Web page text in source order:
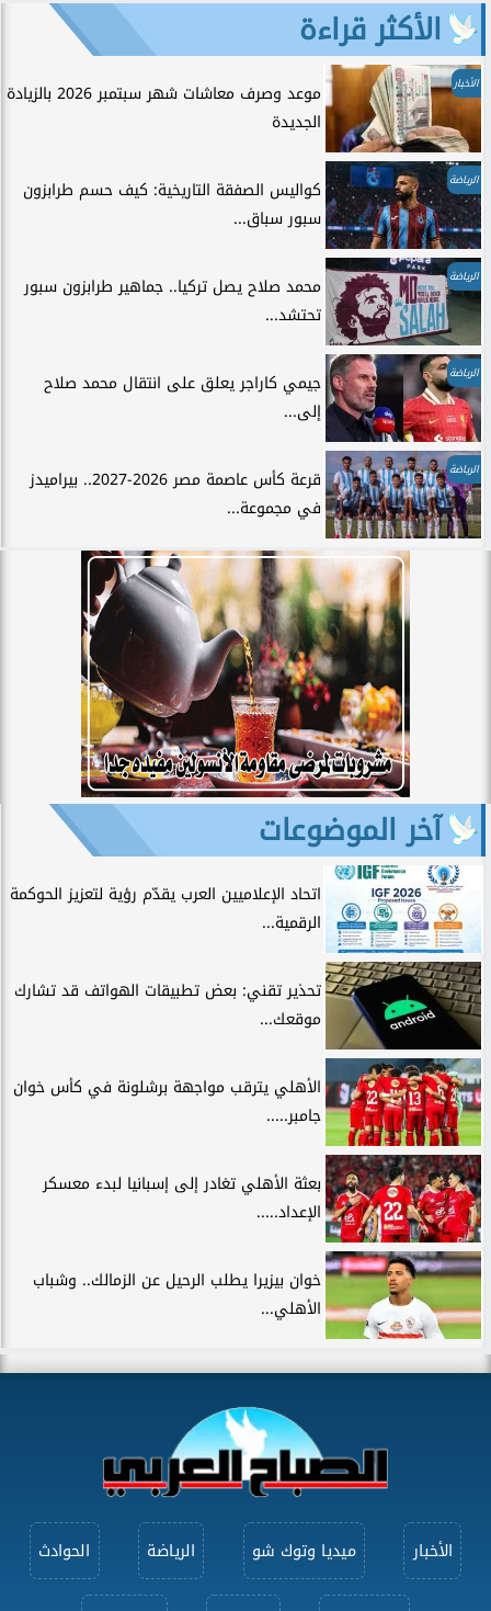
الأكثر قراءة
الأخبار
موعد وصرف معاشات شهر سبتمبر 2026 بالزيادة
الجديدة
الرياضة
كواليس الصفقة التاريخية: كيف حسم طرابزون
سبور سباق...
الرياضة
محمد صلاح يصل تركيا.. جماهير طرابزون سبور
تحتشد...
الرياضة
جيمي كاراجر يعلق على انتقال محمد صلاح
إلى...
الرياضة
قرعة كأس عاصمة مصر 2026-2027.. بيراميدز
في مجموعة...
آخر الموضوعات
اتحاد الإعلاميين العرب يقدّم رؤية لتعزيز الحوكمة
الرقمية...
تحذير تقني: بعض تطبيقات الهواتف قد تشارك
موقعك...
الأهلي يترقب مواجهة برشلونة في كأس خوان
جامبر.....
بعثة الأهلي تغادر إلى إسبانيا لبدء معسكر
الإعداد.....
خوان بيزيرا يطلب الرحيل عن الزمالك.. وشباب
الأهلي...
الأخبار ميديا وتوك شو الرياضة الحوادث